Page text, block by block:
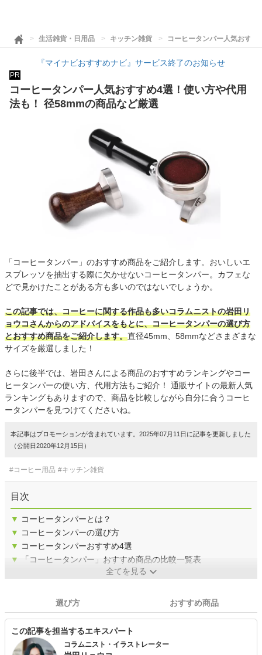
生活雑貨・日用品 キッチン雑貨 コーヒータンパー人気おす
『マイナビおすすめナビ』サービス終了のお知らせ
PR
コーヒータンパー人気おすすめ4選！使い方や代用
法も！ 径58mmの商品など厳選
「コーヒータンパー」のおすすめ商品をご紹介します。おいしいエ
スプレッソを抽出する際に欠かせないコーヒータンパー。カフェな
どで見かけたことがある方も多いのではないでしょうか。
この記事では、コーヒーに関する作品も多いコラムニストの岩田リ
ョウコさんからのアドバイスをもとに、コーヒータンパーの選び方
とおすすめ商品をご紹介します。直径45mm、58mmなどさまざまな
サイズを厳選しました！
さらに後半では、岩田さんによる商品のおすすめランキングやコー
ヒータンパーの使い方、代用方法もご紹介！ 通販サイトの最新人気
ランキングもありますので、商品を比較しながら自分に合うコーヒ
ータンパーを見つけてくださいね。
本記事はプロモーションが含まれています。2025年07月11日に記事を更新しました
（公開日2020年12月15日）
#コーヒー用品 #キッチン雑貨
目次
▼ コーヒータンパーとは？
▼ コーヒータンパーの選び方
▼ コーヒータンパーおすすめ4選
▼
「コーヒータンパー」おすすめ商品の比較一覧表
全てを見る
選び方 おすすめ商品
この記事を担当するエキスパート
コラムニスト・イラストレーター